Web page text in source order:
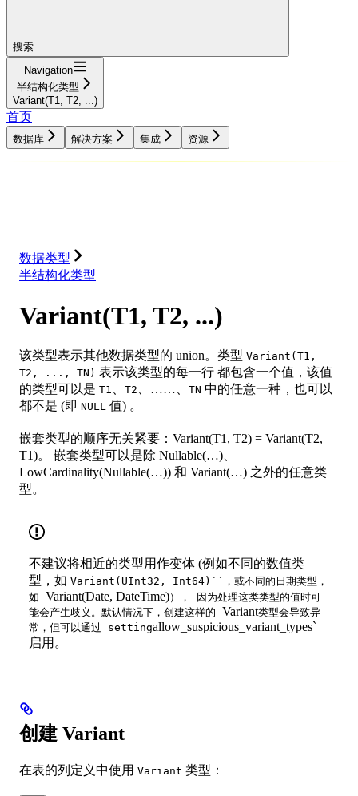
搜索...
Navigation
半结构化类型
Variant(T1, T2, ...)
首页
数据库 解决方案 集成 资源
数据类型
半结构化类型
Variant(T1, T2, ...)
该类型表示其他数据类型的 union。类型 Variant(T1,
T2, ..., TN) 表示该类型的每一行 都包含一个值，该值
的类型可以是 T1 、 T2 、……、 TN 中的任意一种，也可以
都不是 (即 NULL 值) 。
嵌套类型的顺序无关紧要：Variant(T1, T2) = Variant(T2,
T1)。 嵌套类型可以是除 Nullable(…)、
LowCardinality(Nullable(…)) 和 Variant(…) 之外的任意类
型。
不建议将相近的类型用作变体 (例如不同的数值类
型，如 Variant(UInt32, Int64)``，或不同的日期类型，
如 Variant(Date, DateTime)）， 因为处理这类类型的值时可
能会产生歧义。默认情况下，创建这样的 Variant类型会导致异
常，但可以通过 settingallow_suspicious_variant_types`
启用。
创建 Variant
在表的列定义中使用 Variant 类型：